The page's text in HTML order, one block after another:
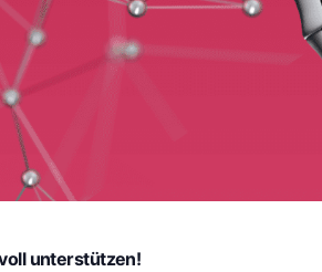
unterstützen!